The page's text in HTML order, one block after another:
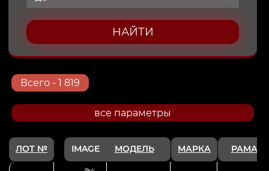
НАЙТИ
Всего - 1 819
все параметры
ЛОТ № IMAGE МОДЕЛЬ МАРКА РАМА